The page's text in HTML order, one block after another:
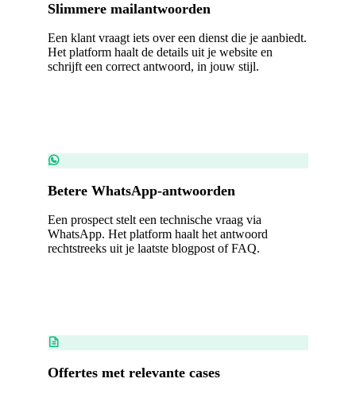
Slimmere mailantwoorden
Een klant vraagt iets over een dienst die je aanbiedt.
Het platform haalt de details uit je website en
schrijft een correct antwoord, in jouw stijl.
Betere WhatsApp-antwoorden
Een prospect stelt een technische vraag via
WhatsApp. Het platform haalt het antwoord
rechtstreeks uit je laatste blogpost of FAQ.
Offertes met relevante cases